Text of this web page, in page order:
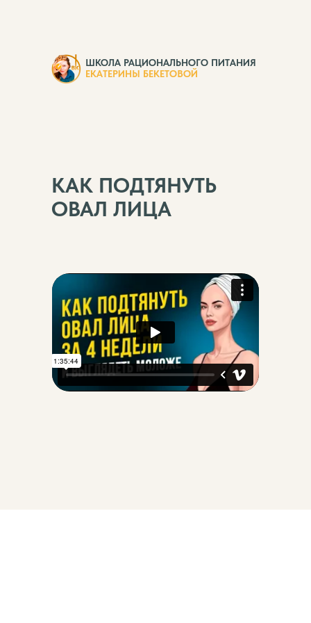
КАК ПОДТЯНУТЬ
ОВАЛ ЛИЦА
ШКОЛА РАЦИОНАЛЬНОГО ПИТАНИЯ
ЕКАТЕРИНЫ БЕКЕТОВОЙ